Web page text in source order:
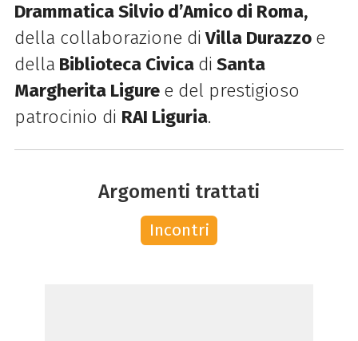
Drammatica Silvio d’Amico di Roma,
della collaborazione di Villa Durazzo e
della Biblioteca Civica di Santa
Margherita Ligure e del prestigioso
patrocinio di RAI Liguria.
Argomenti trattati
Incontri